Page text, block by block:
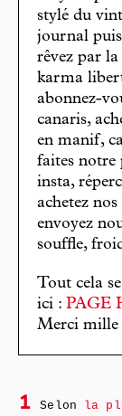
stylé du
journal
rêvez par la
karma
abonnez-
canaris,
en manif,
faites notre
insta,
achetez
envoyez
souffle,
Tout cela
ici : PAGE
Merci mille
1 Selon la